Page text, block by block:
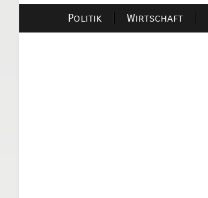
Politik Wirtschaft